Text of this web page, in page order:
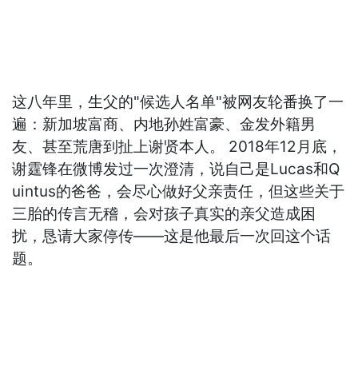
这八年里，生父的"候选人名单"被网友轮番换了一
遍：新加坡富商、内地孙姓富豪、金发外籍男
友、甚至荒唐到扯上谢贤本人。 2018年12月底，
谢霆锋在微博发过一次澄清，说自己是Lucas和Q
uintus的爸爸，会尽心做好父亲责任，但这些关于
三胎的传言无稽，会对孩子真实的亲父造成困
扰，恳请大家停传——这是他最后一次回这个话
题。